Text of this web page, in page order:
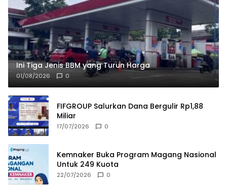
Ini Tiga Jenis BBM yang Turun Harga
01/08/2026 0
FIFGROUP Salurkan Dana Bergulir Rp1,88
Miliar
17/07/2026 0
Kemnaker Buka Program Magang Nasional
Untuk 249 Kuota
22/07/2026 0